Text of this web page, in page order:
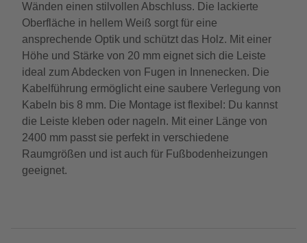
Wänden einen stilvollen Abschluss. Die lackierte
Oberfläche in hellem Weiß sorgt für eine
ansprechende Optik und schützt das Holz. Mit einer
Höhe und Stärke von 20 mm eignet sich die Leiste
ideal zum Abdecken von Fugen in Innenecken. Die
Kabelführung ermöglicht eine saubere Verlegung von
Kabeln bis 8 mm. Die Montage ist flexibel: Du kannst
die Leiste kleben oder nageln. Mit einer Länge von
2400 mm passt sie perfekt in verschiedene
Raumgrößen und ist auch für Fußbodenheizungen
geeignet.